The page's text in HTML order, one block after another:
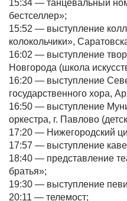
15:34 — танцевальный
бестселлер»;
15:52 — выступление
колокольчики»,
16:02 — выступление
Новгорода (школа
16:20 — выступление
государственного хора,
16:50 — выступление
оркестра, г. Павлово
17:20 — Нижегородский
17:57 — выступление
18:40 — представление
братья»;
19:30 — выступление
20:11 — телемост;